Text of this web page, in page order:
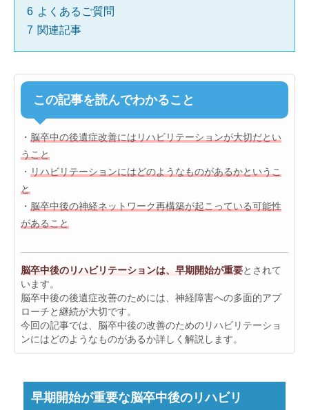
6 よくあるご質問
7 関連記事
この記事を読んでわかること
・ 脳卒中の後遺症改善にはリハビリテーションが大切だとい
うこと
・ リハビリテーションにはどのようなものがあるかというこ
と
・ 脳卒中後の神経ネットワーク再構築が起こっている可能性
があること
脳卒中後のリハビリテーションは、早期開始が重要とされて
います。
脳卒中後の後遺症改善のためには、神経障害への多面的アプ
ローチと継続が大切です。
今回の記事では、脳卒中後の改善のためのリハビリテーショ
ンにはどのようなものがあるか詳しく解説します。
早期開始が重要な脳卒中後のリハビリ